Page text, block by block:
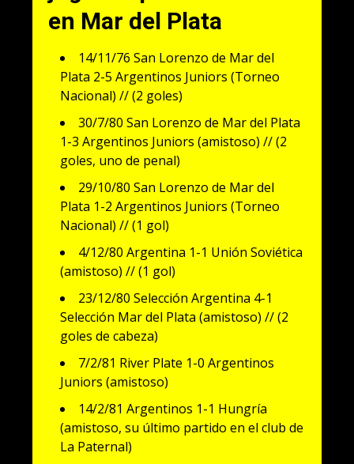
en Mar del Plata
14/11/76 San Lorenzo de Mar del
Plata 2-5 Argentinos Juniors (Torneo
Nacional) // (2 goles)
30/7/80 San Lorenzo de Mar del Plata
1-3 Argentinos Juniors (amistoso) // (2
goles, uno de penal)
29/10/80 San Lorenzo de Mar del
Plata 1-2 Argentinos Juniors (Torneo
Nacional) // (1 gol)
4/12/80 Argentina 1-1 Unión Soviética
(amistoso) // (1 gol)
23/12/80 Selección Argentina 4-1
Selección Mar del Plata (amistoso) // (2
goles de cabeza)
7/2/81 River Plate 1-0 Argentinos
Juniors (amistoso)
14/2/81 Argentinos 1-1 Hungría
(amistoso, su último partido en el club de
La Paternal)